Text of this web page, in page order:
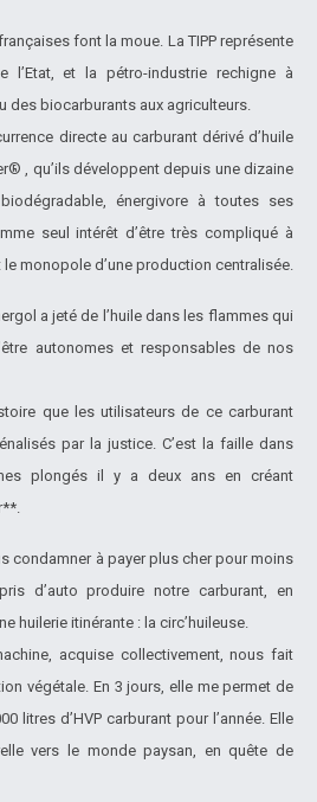
font la moue. La TIPP représente
l’Etat, et la pétro-industrie rechigne à
des biocarburants aux agriculteurs.
directe au carburant dérivé d’huile
, qu’ils développent depuis une dizaine
énergivore à toutes ses
seul intérêt d’être très compliqué à
monopole d’une production centralisée.
a jeté de l’huile dans les flammes qui
autonomes et responsables de nos
que les utilisateurs de ce carburant
par la justice. C’est la faille dans
plongés il y a deux ans en créant
condamner à payer plus cher pour moins
d’auto produire notre carburant, en
huilerie itinérante : la circ’huileuse.
acquise collectivement, nous fait
végétale. En 3 jours, elle me permet de
litres d’HVP carburant pour l’année. Elle
vers le monde paysan, en quête de